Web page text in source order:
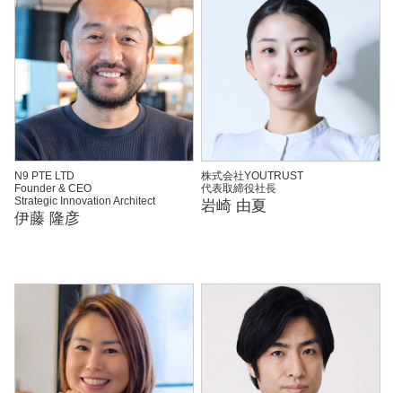
N9 PTE LTD
Founder & CEO
Strategic Innovation Architect
伊藤 隆彦
株式会社YOUTRUST
代表取締役社長
岩崎 由夏